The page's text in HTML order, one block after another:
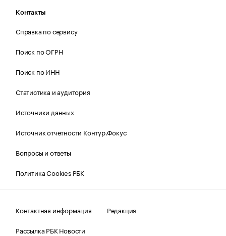
Контакты
Справка по сервису
Поиск по ОГРН
Поиск по ИНН
Статистика и аудитория
Источники данных
Источник отчетности Контур.Фокус
Вопросы и ответы
Политика Cookies РБК
Контактная информация
Редакция
Рассылка РБК Новости